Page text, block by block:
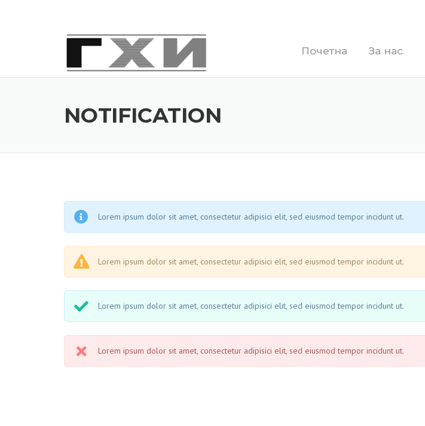
Почетна За нас
NOTIFICATION
Lorem ipsum dolor sit amet, consectetur adipisici elit, sed eiusmod tempor incidunt ut.
Lorem ipsum dolor sit amet, consectetur adipisici elit, sed eiusmod tempor incidunt ut.
Lorem ipsum dolor sit amet, consectetur adipisici elit, sed eiusmod tempor incidunt ut.
Lorem ipsum dolor sit amet, consectetur adipisici elit, sed eiusmod tempor incidunt ut.